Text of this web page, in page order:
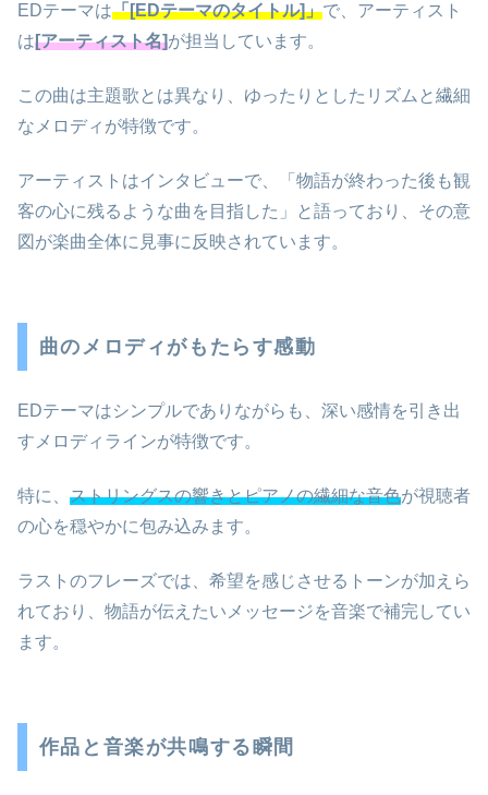
EDテーマは「[EDテーマのタイトル]」で、アーティスト
は[アーティスト名]が担当しています。
この曲は主題歌とは異なり、ゆったりとしたリズムと繊細
なメロディが特徴です。
アーティストはインタビューで、「物語が終わった後も観
客の心に残るような曲を目指した」と語っており、その意
図が楽曲全体に見事に反映されています。
曲のメロディがもたらす感動
EDテーマはシンプルでありながらも、深い感情を引き出
すメロディラインが特徴です。
特に、 ストリングスの響きとピアノの繊細な音色が視聴者
の心を穏やかに包み込みます。
ラストのフレーズでは、希望を感じさせるトーンが加えら
れており、物語が伝えたいメッセージを音楽で補完してい
ます。
作品と音楽が共鳴する瞬間